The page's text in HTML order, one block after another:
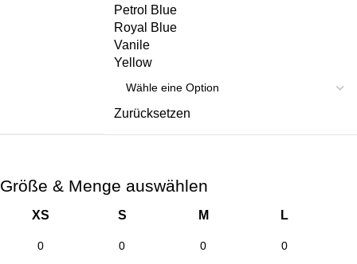
Petrol Blue
Royal Blue
Vanile
Yellow
Zurücksetzen
Größe & Menge auswählen
XS S M L